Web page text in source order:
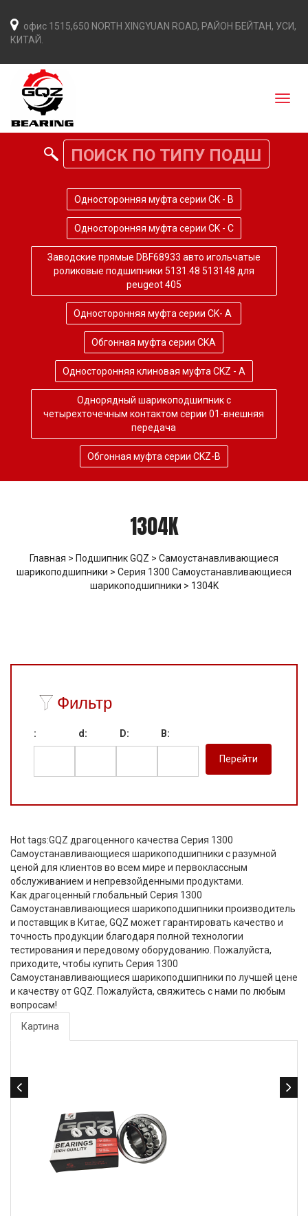
офис 1515,650 NORTH XINGYUAN ROAD, РАЙОН БЕЙТАН, УСИ,
КИТАЙ.
Односторонняя муфта серии CK - B
Односторонняя муфта серии CK - C
Заводские прямые DBF68933 авто игольчатые
роликовые подшипники 5131.48 513148 для
peugeot 405
Односторонняя муфта серии CK- A
Обгонная муфта серии CKA
Односторонняя клиновая муфта CKZ - A
Однорядный шарикоподшипник с
четырехточечным контактом серии 01-внешняя
передача
Обгонная муфта серии CKZ-B
1304K
Главная > Подшипник GQZ > Самоустанавливающиеся
шарикоподшипники > Серия 1300 Самоустанавливающиеся
шарикоподшипники > 1304K
Фильтр
: d: D: B:
Hot tags:GQZ драгоценного качества Серия 1300
Самоустанавливающиеся шарикоподшипники с разумной
ценой для клиентов во всем мире и первоклассным
обслуживанием и непревзойденными продуктами.
Как драгоценный глобальный Серия 1300
Самоустанавливающиеся шарикоподшипники производитель
и поставщик в Китае, GQZ может гарантировать качество и
точность продукции благодаря полной технологии
тестирования и передовому оборудованию. Пожалуйста,
приходите, чтобы купить Серия 1300
Самоустанавливающиеся шарикоподшипники по лучшей цене
и качеству от GQZ. Пожалуйста, свяжитесь с нами по любым
вопросам!
Картина